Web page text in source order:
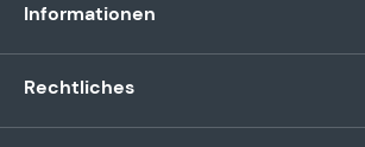
Informationen
Rechtliches